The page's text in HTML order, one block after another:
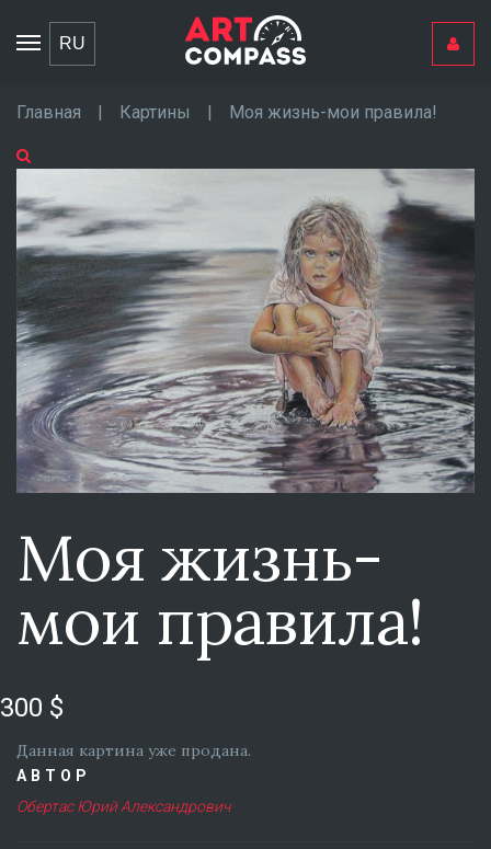
Toggle
navigation
RU
Главная | Картины | Моя жизнь-мои правила!
Моя жизнь-
мои правила!
300 $
Данная картина уже продана.
АВТОР
Обертас Юрий Александрович